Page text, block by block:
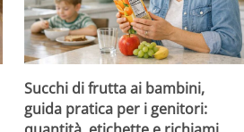
Succhi di frutta ai bambini,
guida pratica per i genitori: